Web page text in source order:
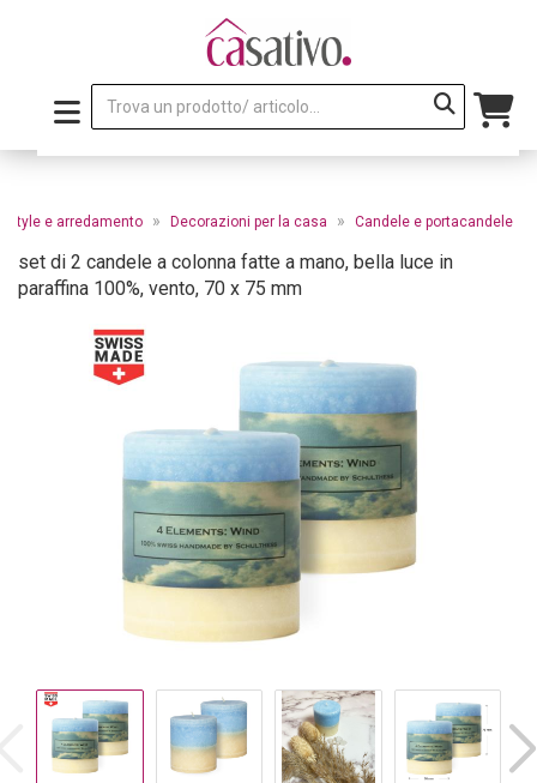
e arredamento » Decorazioni per la casa » Candele e portacandele
set di 2 candele a colonna fatte a mano, bella luce in
paraffina 100%, vento, 70 x 75 mm